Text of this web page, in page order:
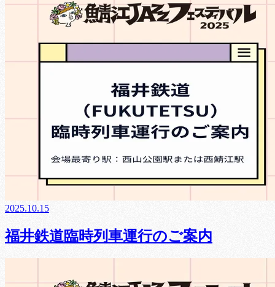
2025.10.15
福井鉄道臨時列車運行のご案内